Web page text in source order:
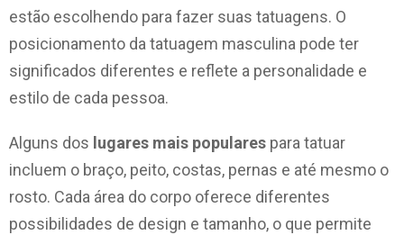
estão escolhendo para fazer suas tatuagens. O
posicionamento da tatuagem masculina pode ter
significados diferentes e reflete a personalidade e
estilo de cada pessoa.
Alguns dos lugares mais populares para tatuar
incluem o braço, peito, costas, pernas e até mesmo o
rosto. Cada área do corpo oferece diferentes
possibilidades de design e tamanho, o que permite